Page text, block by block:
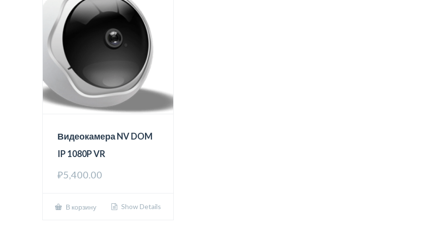
Видеокамера NV DOM
IP 1080P VR
₽5,400.00
В корзину Show Details